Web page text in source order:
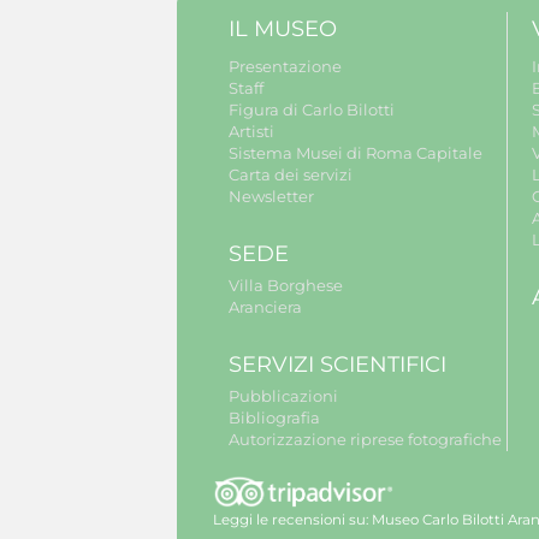
IL MUSEO
Presentazione
Staff
Figura di Carlo Bilotti
Artisti
Sistema Musei di Roma Capitale
Carta dei servizi
Newsletter
SEDE
Villa Borghese
Aranciera
SERVIZI SCIENTIFICI
Pubblicazioni
Bibliografia
Autorizzazione riprese fotografiche
Leggi le recensioni su: Museo Carlo Bilotti